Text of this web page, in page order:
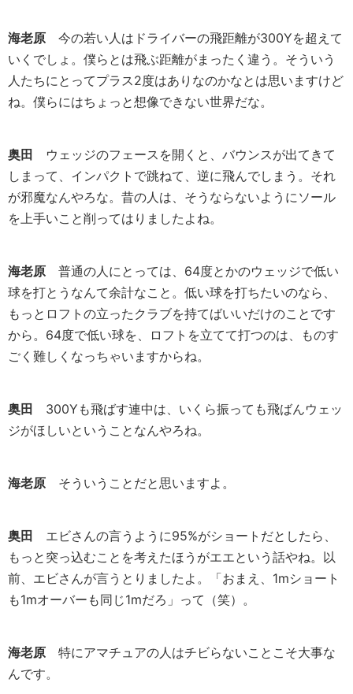
海老原 今の若い人はドライバーの飛距離が300Yを超えて
いくでしょ。僕らとは飛ぶ距離がまったく違う。そういう
人たちにとってプラス2度はありなのかなとは思いますけど
ね。僕らにはちょっと想像できない世界だな。
奥田
ウェッジのフェースを開くと、バウンスが出てきて
しまって、インパクトで跳ねて、逆に飛んでしまう。それ
が邪魔なんやろな。昔の人は、そうならないようにソール
を上手いこと削ってはりましたよね。
海老原 普通の人にとっては、64度とかのウェッジで低い
球を打とうなんて余計なこと。低い球を打ちたいのなら、
もっとロフトの立ったクラブを持てばいいだけのことです
から。64度で低い球を、ロフトを立てて打つのは、ものす
ごく難しくなっちゃいますからね。
奥田
300Yも飛ばす連中は、いくら振っても飛ばんウェッ
ジがほしいということなんやろね。
海老原 そういうことだと思いますよ。
奥田
エビさんの言うように95%がショートだとしたら、
もっと突っ込むことを考えたほうがエエという話やね。以
前、エビさんが言うとりましたよ。「おまえ、1mショート
も1mオーバーも同じ1mだろ」って（笑）。
海老原 特にアマチュアの人はチビらないことこそ大事な
んです。